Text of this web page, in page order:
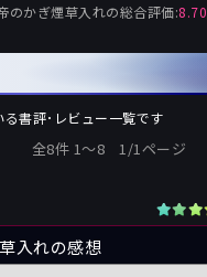
のかぎ煙草入れの総合評価:8.70
書評･レビュー一覧です
全8件 1〜8 1/1ページ
入れの感想